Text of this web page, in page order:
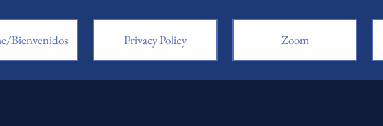
Bienvenidos Privacy Policy Zoom